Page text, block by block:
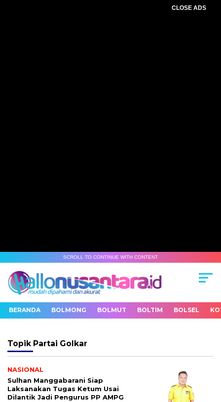
CLOSE ADS
SCROLL TO CONTINUE WITH CONTENT
BERANDA BOLMONG BOLMUT BOLTIM BOLSEL
Topik Partai Golkar
NASIONAL
Sulhan Manggabarani Siap
Laksanakan Tugas Ketum Usai
Dilantik Jadi Pengurus PP AMPG